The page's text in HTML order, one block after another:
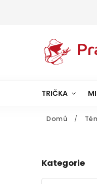
TRIČKA
Domů /
Kategorie